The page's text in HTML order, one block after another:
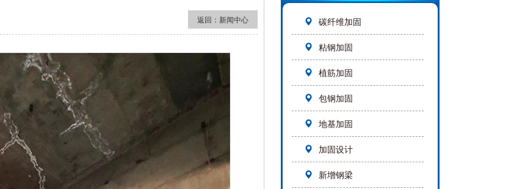
碳纤维加固
粘钢加固
植筋加固
包钢加固
地基加固
加固设计
新增钢梁
返回： 新闻中心